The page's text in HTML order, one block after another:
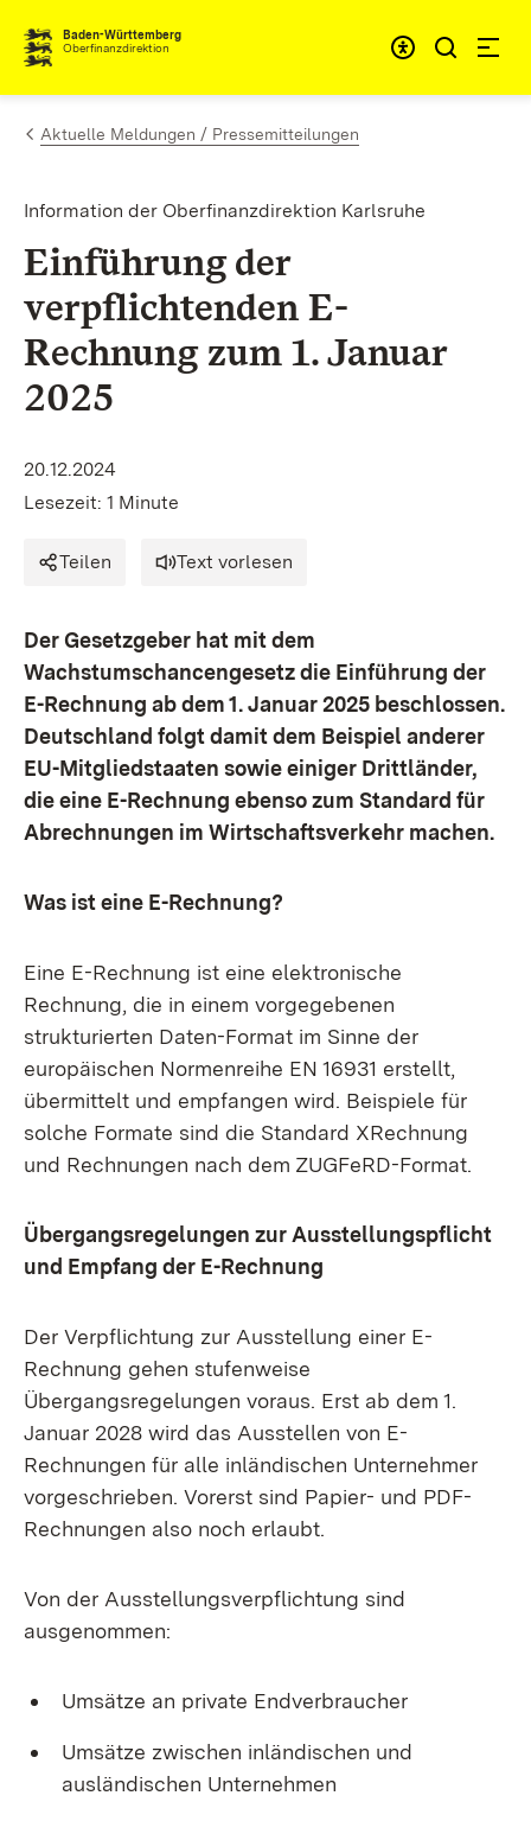
Zum Inhalt springen
Baden-Württemberg
Oberfinanzdirektion
Aktuelle Meldungen / Pressemitteilungen
Information der Oberfinanzdirektion Karlsruhe
Einführung der
verpflichtenden E-
Rechnung zum 1. Januar
2025
20.12.2024
Lesezeit: 1 Minute
Teilen Text vorlesen
Der Gesetzgeber hat mit dem
Wachstumschancengesetz die Einführung der
E-Rechnung ab dem 1. Januar 2025 beschlossen.
Deutschland folgt damit dem Beispiel anderer
EU-Mitgliedstaaten sowie einiger Drittländer,
die eine E-Rechnung ebenso zum Standard für
Abrechnungen im Wirtschaftsverkehr machen.
Was ist eine E-Rechnung?
Eine E-Rechnung ist eine elektronische
Rechnung, die in einem vorgegebenen
strukturierten Daten-Format im Sinne der
europäischen Normenreihe EN 16931 erstellt,
übermittelt und empfangen wird. Beispiele für
solche Formate sind die Standard XRechnung
und Rechnungen nach dem ZUGFeRD-Format.
Übergangsregelungen zur Ausstellungspflicht
und Empfang der E-Rechnung
Der Verpflichtung zur Ausstellung einer E-
Rechnung gehen stufenweise
Übergangsregelungen voraus. Erst ab dem 1.
Januar 2028 wird das Ausstellen von E-
Rechnungen für alle inländischen Unternehmer
vorgeschrieben. Vorerst sind Papier- und PDF-
Rechnungen also noch erlaubt.
Von der Ausstellungsverpflichtung sind
ausgenommen:
Umsätze an private Endverbraucher
Umsätze zwischen inländischen und
ausländischen Unternehmen